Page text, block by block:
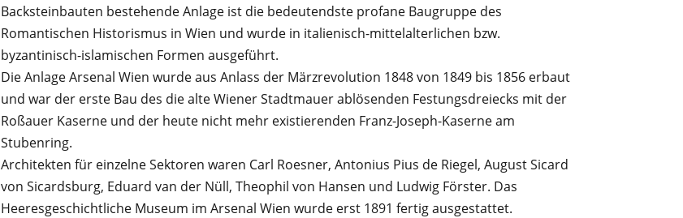
Backsteinbauten bestehende Anlage ist die bedeutendste profane Baugruppe des
Romantischen Historismus in Wien und wurde in italienisch-mittelalterlichen bzw.
byzantinisch-islamischen Formen ausgeführt.
Die Anlage Arsenal Wien wurde aus Anlass der Märzrevolution 1848 von 1849 bis 1856 erbaut
und war der erste Bau des die alte Wiener Stadtmauer ablösenden Festungsdreiecks mit der
Roßauer Kaserne und der heute nicht mehr existierenden Franz-Joseph-Kaserne am
Stubenring.
Architekten für einzelne Sektoren waren Carl Roesner, Antonius Pius de Riegel, August Sicard
von Sicardsburg, Eduard van der Nüll, Theophil von Hansen und Ludwig Förster. Das
Heeresgeschichtliche Museum im Arsenal Wien wurde erst 1891 fertig ausgestattet.